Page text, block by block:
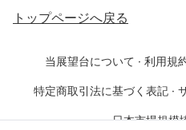
トップページへ戻る
当展望台について · 利用規
特定商取引法に基づく表記 ·
日本市場規模